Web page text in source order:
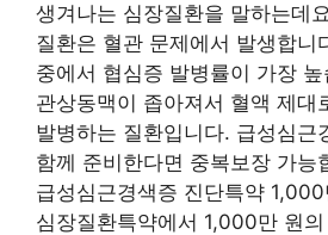
생겨나는 심장질환을 말하는데
질환은 혈관 문제에서 발생합니
중에서 협심증 발병률이 가장
관상동맥이 좁아져서 혈액 제대
발병하는 질환입니다. 급성심근
함께 준비한다면 중복보장 가능
급성심근경색증 진단특약
심장질환특약에서 1,000만 원